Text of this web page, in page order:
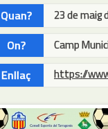
Quan? 23 de maig
On? Camp
Enllaç https://